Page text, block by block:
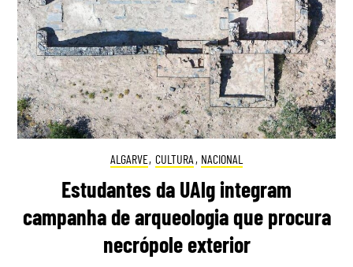
ALGARVE, CULTURA , NACIONAL
Estudantes da UAlg integram
campanha de arqueologia que procura
necrópole exterior